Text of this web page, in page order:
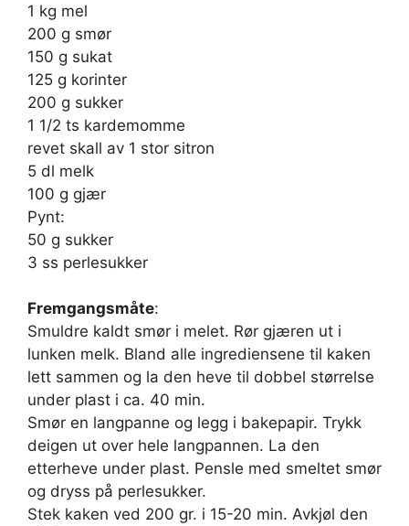
1 kg mel
200 g smør
150 g sukat
125 g korinter
200 g sukker
1 1/2 ts kardemomme
revet skall av 1 stor sitron
5 dl melk
100 g gjær
Pynt:
50 g sukker
3 ss perlesukker
Fremgangsmåte:
Smuldre kaldt smør i melet. Rør gjæren ut i
lunken melk. Bland alle ingrediensene til kaken
lett sammen og la den heve til dobbel størrelse
under plast i ca. 40 min.
Smør en langpanne og legg i bakepapir. Trykk
deigen ut over hele langpannen. La den
etterheve under plast. Pensle med smeltet smør
og dryss på perlesukker.
Stek kaken ved 200 gr. i 15-20 min. Avkjøl den